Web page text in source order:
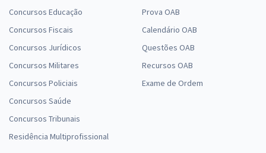
Concursos Educação
Concursos Fiscais
Concursos Jurídicos
Concursos Militares
Concursos Policiais
Concursos Saúde
Concursos Tribunais
Residência Multiprofissional
Prova OAB
Calendário OAB
Questões OAB
Recursos OAB
Exame de Ordem